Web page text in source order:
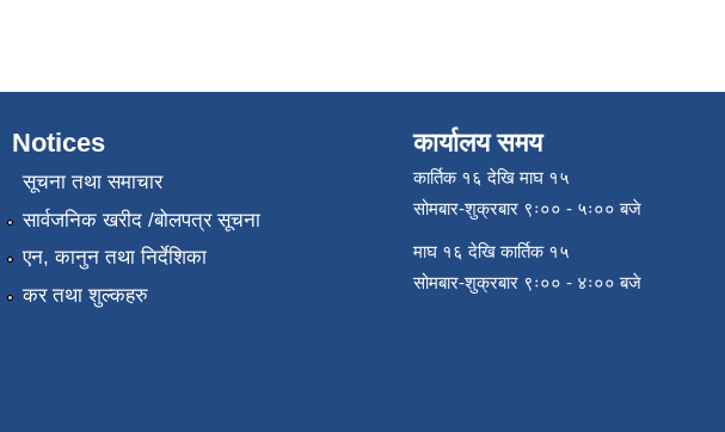
Notices
सूचना तथा समाचार
सार्वजनिक खरीद /बोलपत्र सूचना
एन, कानुन तथा निर्देशिका
कर तथा शुल्कहरु
कार्यालय समय
कार्तिक १६ देखि माघ १५
सोमबार-शुक्रबार ९ः०० - ५ः०० बजे
माघ १६ देखि कार्तिक १५
सोमबार-शुक्रबार ९ः०० - ४ः०० बजे